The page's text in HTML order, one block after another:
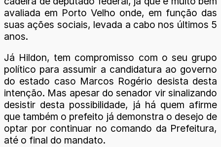
avaliada em Porto Velho onde, em função das
suas ações sociais, levada a cabo nos últimos 5
anos.
Já Hildon, tem compromisso com o seu grupo
político para assumir a candidatura ao governo
do estado caso Marcos Rogério desista desta
intenção. Mas apesar do senador vir sinalizando
desistir desta possibilidade, já há quem afirme
que também o prefeito já demonstra o desejo de
optar por continuar no comando da Prefeitura,
até o final do mandato.